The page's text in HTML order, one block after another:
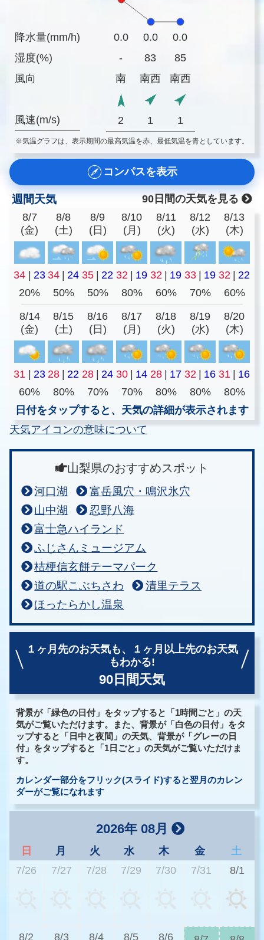
降水量(mm/h)
湿度(%)
風向
風速(m/s)
0.0 0.0
0.0
-
83
85
南
南西 南西
2 1 1
※気温グラフは、表示期間の最高気温を赤、最低気温を青としています。
コンパスを表示
週間天気
90日間の天気を見る
8/7
(金)
8/8
(土)
8/9
(日)
8/10
(月)
8/11
(火)
8/12
(水)
8/13
(木)
34 23 34 24 35 22 32 19 32 19 33 19 32
22
20%
50% 50% 80% 60% 70% 60%
8/14
(金)
8/15
(土)
8/16
(日)
8/17
(月)
8/18
(火)
8/19
(水)
8/20
(木)
31 23 28 22 28 24 30 14 28 17 32 16 31
16
60%
80% 70% 70% 80% 80%
80%
日付をタップすると、天気の詳細が表示されます
天気アイコンの意味について
山梨県のおすすめスポット
河口湖
富岳風穴・鳴沢氷穴
山中湖
忍野八海
富士急ハイランド
ふじさんミュージアム
桔梗信玄餅テーマパーク
道の駅こぶちさわ
清里テラス
ほったらかし温泉
１ヶ月先のお天気も、
１ヶ月以上先のお天気
もわかる!
90日間天気
背景が「緑色の日付」をタップすると「1時間ごと」の天
気がご覧いただけます。また、背景が「白色の日付」をタ
ップすると「日中と夜間」の天気、背景が「グレーの日
付」をタップすると「1日ごと」の天気がご覧いただけま
す。
カレンダー部分をフリック(スライド)すると翌月のカレン
ダーがご覧になれます
2026年 08月
日 月 火 水 木 金
土
7/26
7/27 7/28 7/29 7/30 7/31 8/1
8/2 8/3 8/4 8/5 8/6